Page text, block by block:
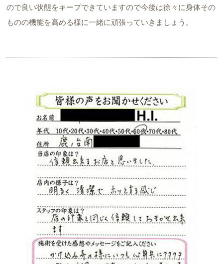
ので良い状態をキープできていますので今後は徐々に身体その
ものの機能を高める様に一緒に頑張っていきましょう。